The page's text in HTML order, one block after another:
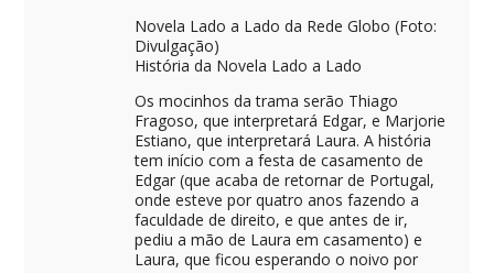
Novela Lado a Lado da Rede Globo (Foto:
Divulgação)
História da Novela Lado a Lado
Os mocinhos da trama serão Thiago
Fragoso, que interpretará Edgar, e Marjorie
Estiano, que interpretará Laura. A história
tem início com a festa de casamento de
Edgar (que acaba de retornar de Portugal,
onde esteve por quatro anos fazendo a
faculdade de direito, e que antes de ir,
pediu a mão de Laura em casamento) e
Laura, que ficou esperando o noivo por